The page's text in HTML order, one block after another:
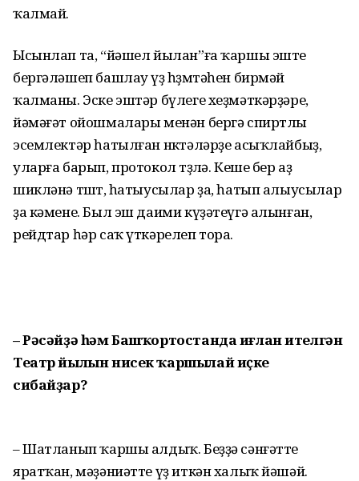
ҡалмай.
Ысынлап та, “йәшел йылан”ға ҡаршы эште
бергәләшеп башлау үҙ һөҙөмтәһен бирмәй
ҡалманы. Эске эштәр бүлеге хеҙмәткәрҙәре,
йәмәғәт ойошмалары менән бергә спиртлы
эсемлектәр һатылған нөктәләрҙе асыҡлайбыҙ,
уларға барып, протокол төҙөлә. Кеше бер аҙ
шикләнә төштө, һатыусылар ҙа, һатып алыусылар
ҙа кәмене. Был эш даими күҙәтеүгә алынған,
рейдтар һәр саҡ үткәрелеп тора.
– Рәсәйҙә һәм Башҡортос­тан­да иғлан ителгән
Театр йылын нисек ҡаршылай иҫке
сибайҙар?
– Шатланып ҡаршы алдыҡ. Беҙҙә сәнғәтте
яратҡан, мәҙәниәт­те үҙ иткән халыҡ йәшәй.